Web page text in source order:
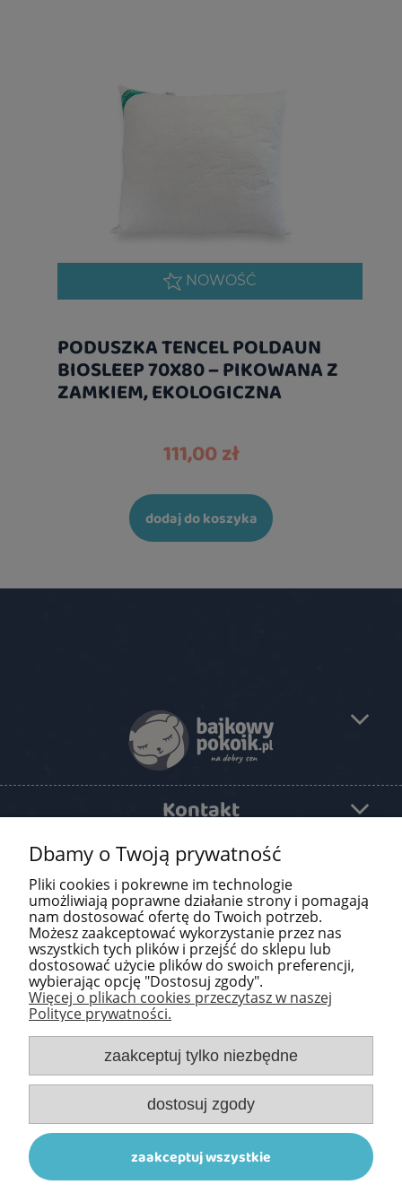
NOWOŚĆ
PODUSZKA TENCEL POLDAUN
BIOSLEEP 70X80 – PIKOWANA Z
ZAMKIEM, EKOLOGICZNA
111,00 zł
dodaj do koszyka
Kontakt
Pomoc
O firmie
Newsletter
© Copyrights, 2023 www.bajkowypokoik.pl, Projekt INTLE
Dbamy o Twoją prywatność
Pliki cookies i pokrewne im technologie
umożliwiają poprawne działanie strony i pomagają
nam dostosować ofertę do Twoich potrzeb.
Możesz zaakceptować wykorzystanie przez nas
wszystkich tych plików i przejść do sklepu lub
dostosować użycie plików do swoich preferencji,
wybierając opcję "Dostosuj zgody".
Więcej o plikach cookies przeczytasz w naszej
Polityce prywatności.
zaakceptuj tylko niezbędne
dostosuj zgody
zaakceptuj wszystkie